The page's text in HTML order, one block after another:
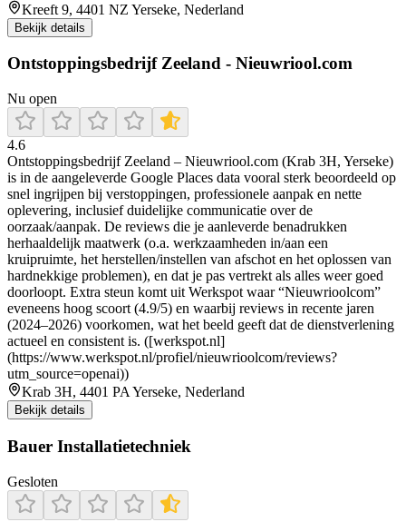
Kreeft 9, 4401 NZ Yerseke, Nederland
Bekijk details
Ontstoppingsbedrijf Zeeland - Nieuwriool.com
Nu open
4.6
Ontstoppingsbedrijf Zeeland – Nieuwriool.com (Krab 3H, Yerseke)
is in de aangeleverde Google Places data vooral sterk beoordeeld op
snel ingrijpen bij verstoppingen, professionele aanpak en nette
oplevering, inclusief duidelijke communicatie over de
oorzaak/aanpak. De reviews die je aanleverde benadrukken
herhaaldelijk maatwerk (o.a. werkzaamheden in/aan een
kruipruimte, het herstellen/instellen van afschot en het oplossen van
hardnekkige problemen), en dat je pas vertrekt als alles weer goed
doorloopt. Extra steun komt uit Werkspot waar “Nieuwrioolcom”
eveneens hoog scoort (4.9/5) en waarbij reviews in recente jaren
(2024–2026) voorkomen, wat het beeld geeft dat de dienstverlening
actueel en consistent is. ([werkspot.nl]
(https://www.werkspot.nl/profiel/nieuwrioolcom/reviews?
utm_source=openai))
Krab 3H, 4401 PA Yerseke, Nederland
Bekijk details
Bauer Installatietechniek
Gesloten